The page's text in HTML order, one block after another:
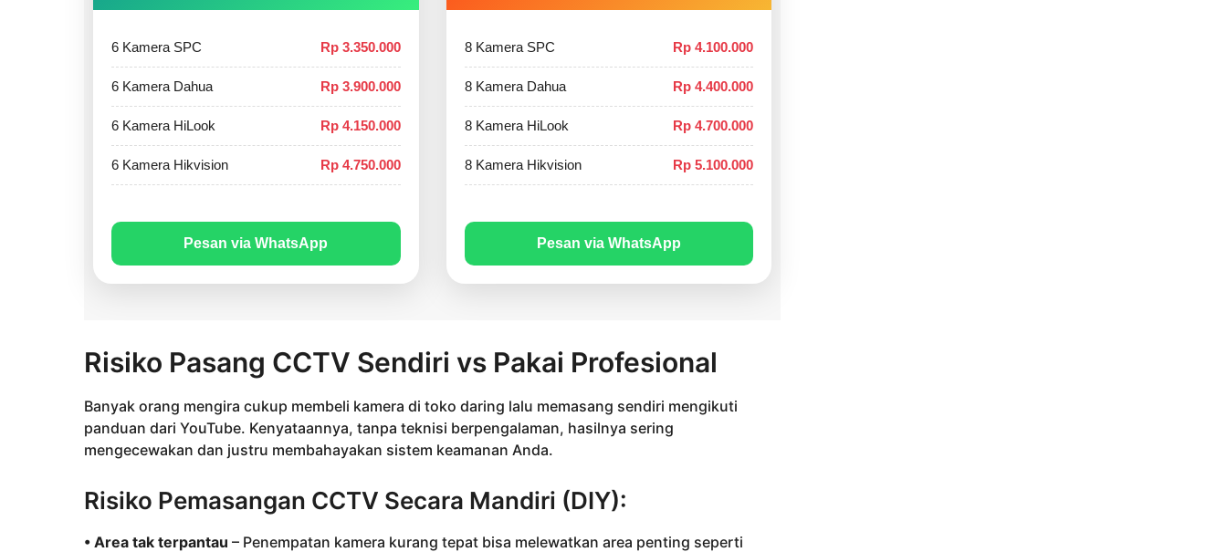
6 Kamera SPC Rp 3.350.000
6 Kamera Dahua Rp 3.900.000
6 Kamera HiLook Rp 4.150.000
6 Kamera Hikvision Rp 4.750.000
Pesan via WhatsApp
8 Kamera SPC Rp 4.100.000
8 Kamera Dahua Rp 4.400.000
8 Kamera HiLook Rp 4.700.000
8 Kamera Hikvision Rp 5.100.000
Pesan via WhatsApp
Risiko Pasang CCTV Sendiri vs Pakai Profesional
Banyak orang mengira cukup membeli kamera di toko daring lalu memasang sendiri mengikuti
panduan dari YouTube. Kenyataannya, tanpa teknisi berpengalaman, hasilnya sering
mengecewakan dan justru membahayakan sistem keamanan Anda.
Risiko Pemasangan CCTV Secara Mandiri (DIY):
• Area tak terpantau – Penempatan kamera kurang tepat bisa melewatkan area penting seperti